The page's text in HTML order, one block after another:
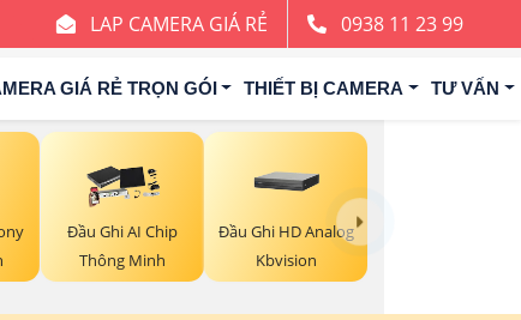
LAP CAMERA GIÁ RẺ 0938 11 23 99
GIÁ RẺ TRỌN GÓI THIẾT BỊ CAMERA TƯ VẤN
Đầu Ghi AI Chip
Thông Minh
Đầu Ghi HD Analog
Kbvision